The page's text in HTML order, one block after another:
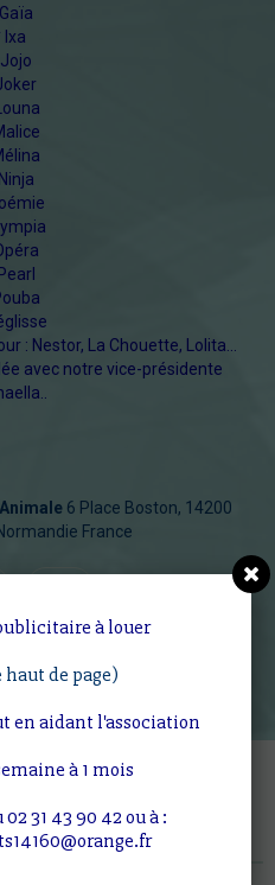
Ixa
: Nestor, La Chouette, Lolita...
avec notre vice-présidente
6 Place Boston, 14200
France
à louer
haut de page)
en aidant l'association
à 1 mois
31 43 90 42 ou à :